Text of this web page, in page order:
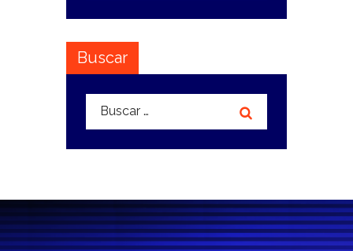
Buscar
Buscar: